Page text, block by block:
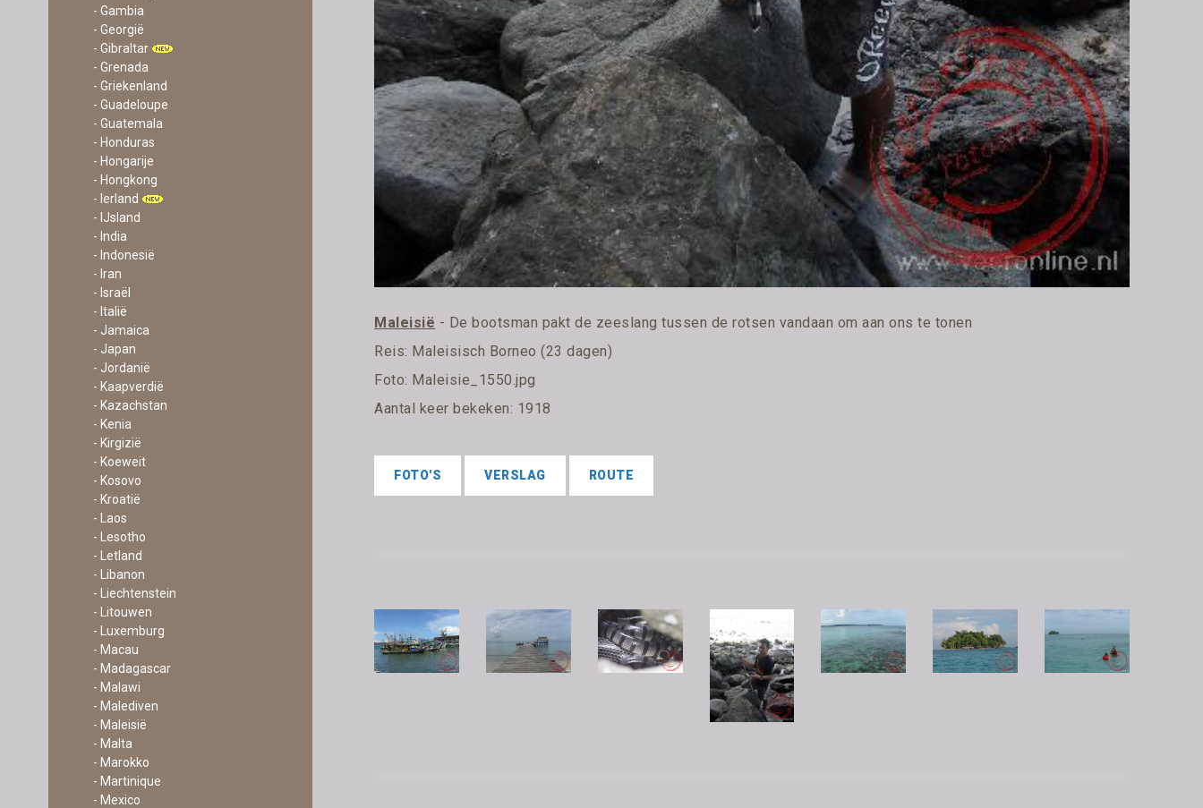
- Gambia
- Georgië
- Gibraltar
- Grenada
- Griekenland
- Guadeloupe
- Guatemala
- Honduras
- Hongarije
- Hongkong
- Ierland
- IJsland
- India
- Indonesië
- Iran
- Israël
- Italië
- Jamaica
- Japan
- Jordanië
- Kaapverdië
- Kazachstan
- Kenia
- Kirgizië
- Koeweit
- Kosovo
- Kroatië
- Laos
- Lesotho
- Letland
- Libanon
- Liechtenstein
- Litouwen
- Luxemburg
- Macau
- Madagascar
- Malawi
- Malediven
- Maleisië
- Malta
- Marokko
- Martinique
- Mexico
Maleisië - De bootsman pakt de zeeslang tussen de rotsen vandaan om aan ons te tonen
Reis: Maleisisch Borneo (23 dagen)
Foto: Maleisie_1550.jpg
Aantal keer bekeken: 1918
FOTO'S VERSLAG ROUTE